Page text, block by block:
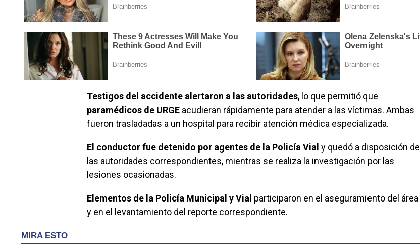
Testigos del accidente alertaron a las autoridades, lo que permitió que
paramédicos de URGE acudieran rápidamente para atender a las víctimas. Ambas
fueron trasladadas a un hospital para recibir atención médica especializada.
El conductor fue detenido por agentes de la Policía Vial y quedó a disposición de
las autoridades correspondientes, mientras se realiza la investigación por las
lesiones ocasionadas.
Elementos de la Policía Municipal y Vial participaron en el aseguramiento del área
y en el levantamiento del reporte correspondiente.